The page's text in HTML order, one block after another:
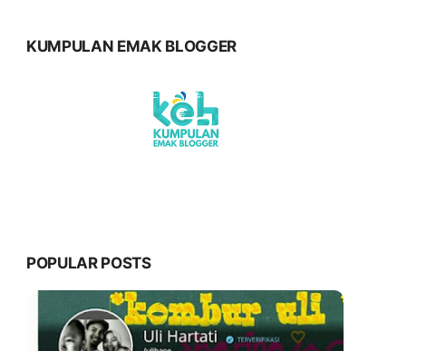
KUMPULAN EMAK BLOGGER
POPULAR POSTS